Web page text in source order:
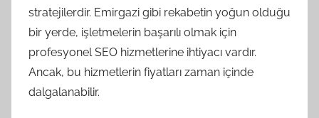
stratejilerdir. Emirgazi gibi rekabetin yoğun olduğu
bir yerde, işletmelerin başarılı olmak için
profesyonel SEO hizmetlerine ihtiyacı vardır.
Ancak, bu hizmetlerin fiyatları zaman içinde
dalgalanabilir.